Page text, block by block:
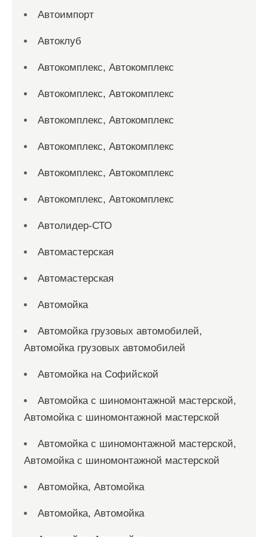
Автоимпорт
Автоклуб
Автокомплекс, Автокомплекс
Автокомплекс, Автокомплекс
Автокомплекс, Автокомплекс
Автокомплекс, Автокомплекс
Автокомплекс, Автокомплекс
Автокомплекс, Автокомплекс
Автолидер-СТО
Автомастерская
Автомастерская
Автомойка
Автомойка грузовых автомобилей,
Автомойка грузовых автомобилей
Автомойка на Софийской
Автомойка с шиномонтажной мастерской,
Автомойка с шиномонтажной мастерской
Автомойка с шиномонтажной мастерской,
Автомойка с шиномонтажной мастерской
Автомойка, Автомойка
Автомойка, Автомойка